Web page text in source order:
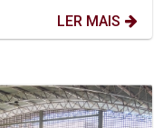
LER MAIS